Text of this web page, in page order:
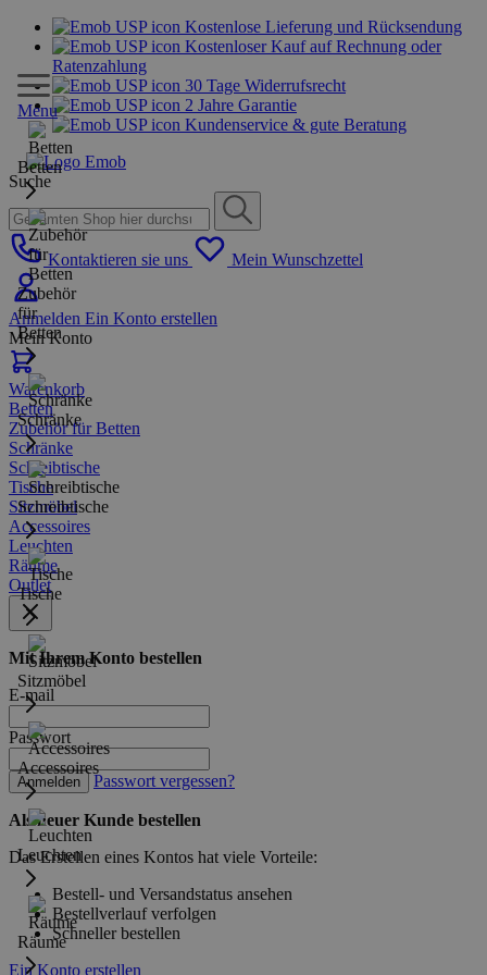
Kostenlose Lieferung und Rücksendung
Kostenloser Kauf auf Rechnung oder
Ratenzahlung
30 Tage Widerrufsrecht
2 Jahre Garantie
Kundenservice & gute Beratung
Suche
Kontaktieren sie uns Mein Wunschzettel
Anmelden Ein Konto erstellen
Mein Konto
Warenkorb
Menu
Betten
Zubehör
für
Betten
Schränke
Schreibtische
Tische
Sitzmöbel
Accessoires
Leuchten
Räume
Betten
Zubehör für Betten
Schränke
Schreibtische
Tische
Sitzmöbel
Accessoires
Leuchten
Räume
Outlet
Mit Ihrem Konto bestellen
E-mail
Passwort
Anmelden Passwort vergessen?
Als neuer Kunde bestellen
Das Erstellen eines Kontos hat viele Vorteile:
Bestell- und Versandstatus ansehen
Bestellverlauf verfolgen
Schneller bestellen
Ein Konto erstellen